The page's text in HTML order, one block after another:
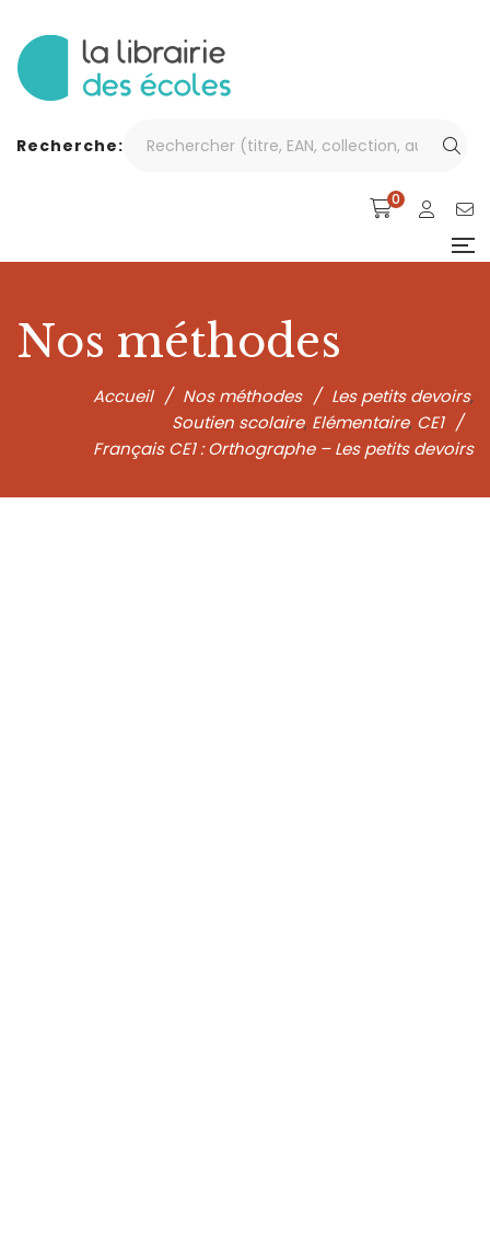
Recherche:
0
Nos méthodes
Accueil / Nos méthodes / Les petits devoirs,
Soutien scolaire, Elémentaire, CE1 /
Français CE1 : Orthographe – Les petits devoirs